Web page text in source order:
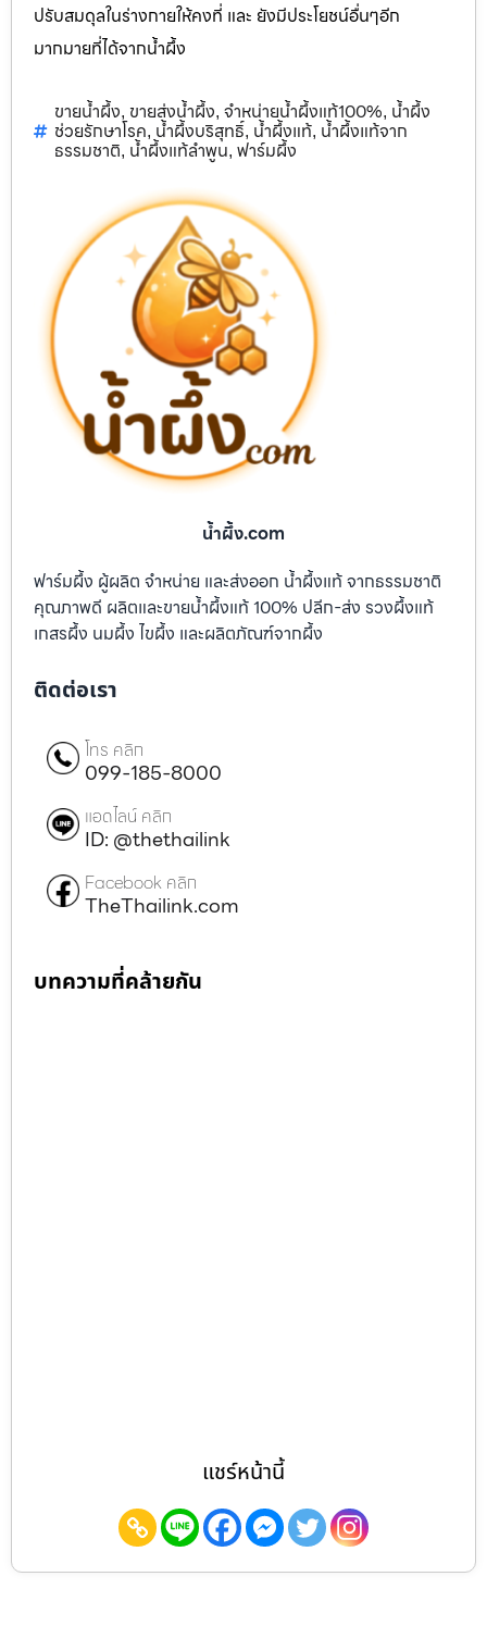
ปรับสมดุลในร่างกายให้คงที่ และ ยังมีประโยชน์อื่นๆอีก
มากมายที่ได้จากน้ำผึ้ง
ขายน้ำผึ้ง, ขายส่งน้ำผึ้ง, จำหน่ายน้ำผึ้งแท้100%, น้ำผึ้ง
ช่วยรักษาโรค, น้ำผึ้งบริสุทธิ์, น้ำผึ้งแท้, น้ำผึ้งแท้จาก
ธรรมชาติ, น้ำผึ้งแท้ลำพูน, ฟาร์มผึ้ง
น้ำผึ้ง.com
ฟาร์มผึ้ง ผู้ผลิต จำหน่าย และส่งออก น้ำผึ้งแท้ จากธรรมชาติ
คุณภาพดี ผลิตและขายน้ำผึ้งแท้ 100% ปลีก-ส่ง รวงผึ้งแท้
เกสรผึ้ง นมผึ้ง ไขผึ้ง และผลิตภัณฑ์จากผึ้ง
ติดต่อเรา
โทร คลิก
099-185-8000
แอดไลน์ คลิก
ID: @thethailink
Facebook คลิก
TheThailink.com
บทความที่คล้ายกัน
แชร์หน้านี้